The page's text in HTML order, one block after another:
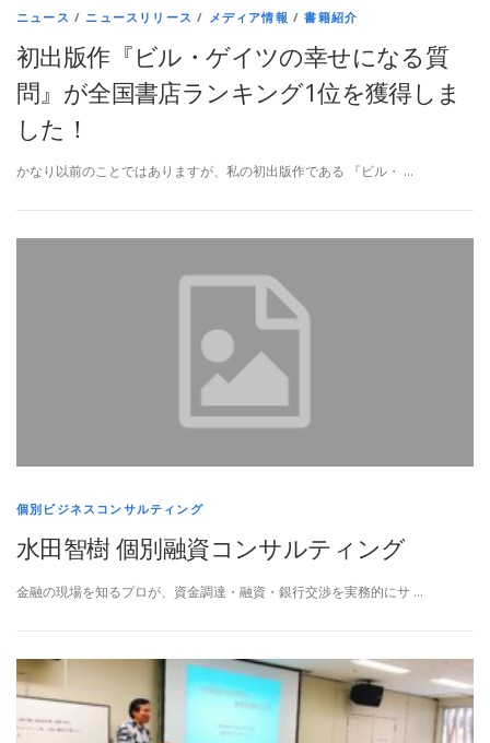
ニュース / ニュースリリース / メディア情報 /書籍紹介
初出版作『ビル・ゲイツの幸せになる質
問』が全国書店ランキング1位を獲得しま
した！
かなり以前のことではありますが、私の初出版作である 『ビル・ …
個別ビジネスコンサルティング
水田智樹 個別融資コンサルティング
金融の現場を知るプロが、資金調達・融資・銀行交渉を実務的にサ …